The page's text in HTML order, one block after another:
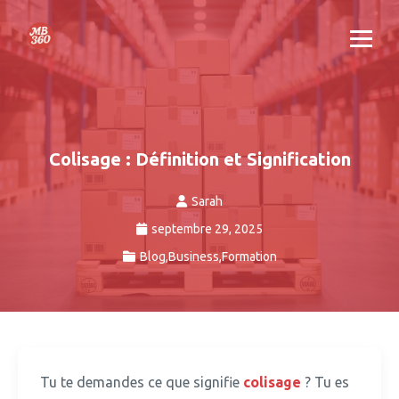
Colisage : Définition et Signification
Sarah
septembre 29, 2025
Blog,Business,Formation
Tu te demandes ce que signifie colisage ? Tu es